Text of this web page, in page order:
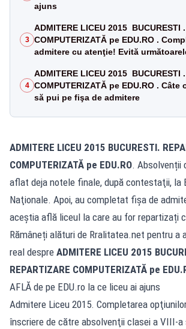
ajuns
3
ADMITERE LICEU 2015 BUCURESTI
COMPUTERIZATĂ pe EDU.RO .
admitere cu atenţie! Evită
4
ADMITERE LICEU 2015 BUCURESTI
COMPUTERIZATĂ pe EDU.RO .
să pui pe fişa de admitere
ADMITERE LICEU 2015 BUCURESTI.
COMPUTERIZATĂ pe EDU.RO. Absolvenții
aflat deja notele finale, după contestaţii, la
Naţionale. Apoi, au completat fişa de
aceștia află liceul la care au for repartizați
Rămâneți alături de Rralitatea.net pentru a
real despre ADMITERE LICEU 2015
REPARTIZARE COMPUTERIZATĂ pe
AFLĂ de pe EDU.ro la ce liceu ai ajuns
Admitere Liceu 2015. Completarea
înscriere de către absolvenţii clasei a VIII-